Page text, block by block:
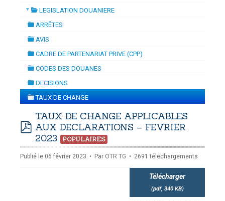
CADASTRE &
ACTUALITES
Toute l'actualité!
DOCUMENTATION
CONTACT
Contactez OTR
-mardi, 14 juillet 2026 10:30
▼ LEGISLATION DOUANIERE
ARRÊTES
AVIS
CADRE DE PARTENARIAT PRIVE (CPP)
CODES DES DOUANES
folder
DECISIONS
folder
TAUX DE CHANGE
pdf
TAUX DE CHANGE APPLICABLES
AUX DECLARATIONS – FEVRIER
2023
POPULAIRES
Publié le 06 février 2023 Par OTR TG 2691 téléchargements
Télécharger
(pdf, 340 KB)